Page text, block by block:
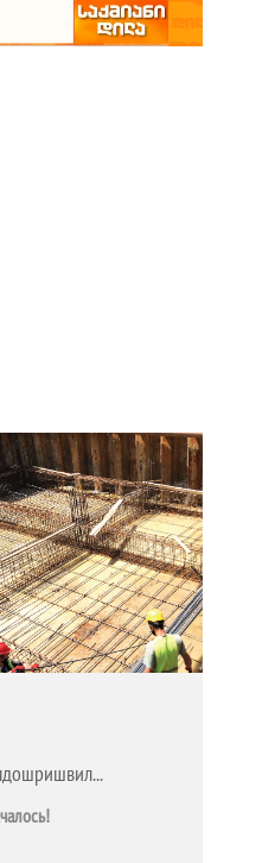
«Дом на Цинамдошришвили»